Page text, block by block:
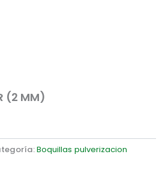
(2 MM)
Boquillas pulverizacion